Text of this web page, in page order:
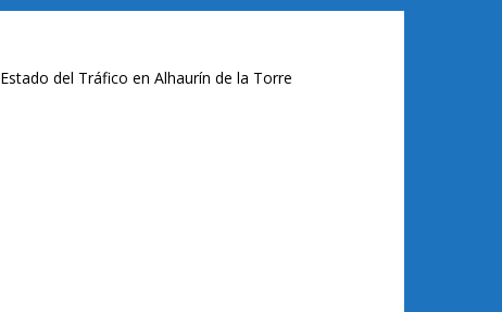
Estado del Tráfico en Alhaurín de la Torre